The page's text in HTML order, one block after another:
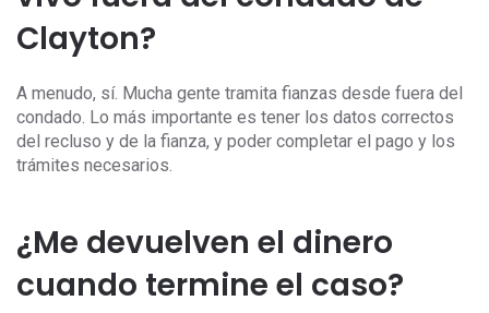
Clayton?
A menudo, sí. Mucha gente tramita fianzas desde fuera del
condado. Lo más importante es tener los datos correctos
del recluso y de la fianza, y poder completar el pago y los
trámites necesarios.
¿Me devuelven el dinero
cuando termine el caso?